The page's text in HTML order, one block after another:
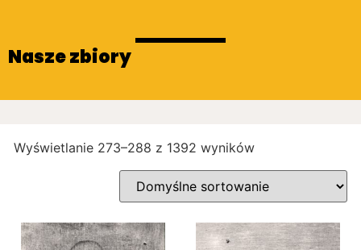
Nasze zbiory
Wyświetlanie 273–288 z 1392 wyników